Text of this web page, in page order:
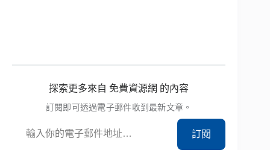
探索更多來自 免費資源網 的內容
訂閱即可透過電子郵件收到最新文章。
訂閱